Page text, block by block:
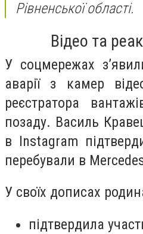
Рівненської області.
Відео та
У соцмережах
аварії з камер
реєстратора
позаду. Василь
в Instagram
перебували в
У своїх дописах
підтвердила